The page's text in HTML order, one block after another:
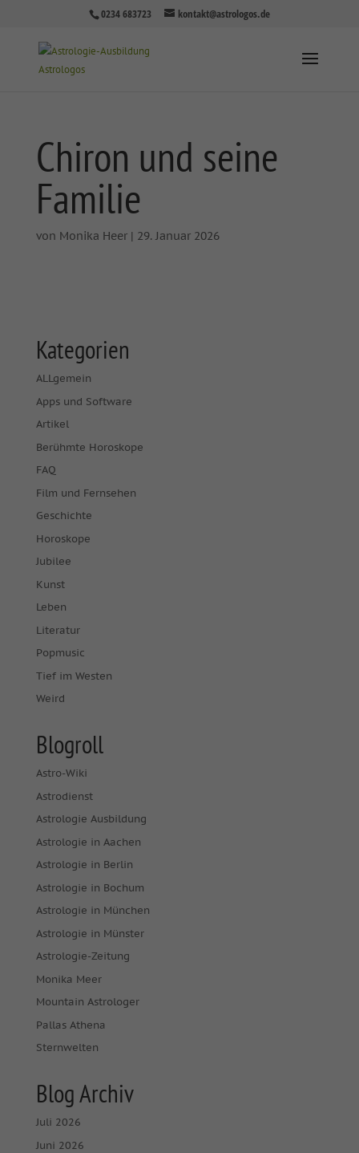
0234 683723 kontakt@astrologos.de
Chiron und seine
Familie
von Monika Heer| 29. Januar 2026
Kategorien
ALLgemein
Apps und Software
Artikel
Berühmte Horoskope
FAQ
Film und Fernsehen
Geschichte
Horoskope
Jubilee
Kunst
Leben
Literatur
Popmusic
Tief im Westen
Weird
Blogroll
Astro-Wiki
Astrodienst
Astrologie Ausbildung
Astrologie in Aachen
Astrologie in Berlin
Astrologie in Bochum
Astrologie in München
Astrologie in Münster
Astrologie-Zeitung
Monika Meer
Mountain Astrologer
Pallas Athena
Sternwelten
Blog Archiv
Juli 2026
Juni 2026